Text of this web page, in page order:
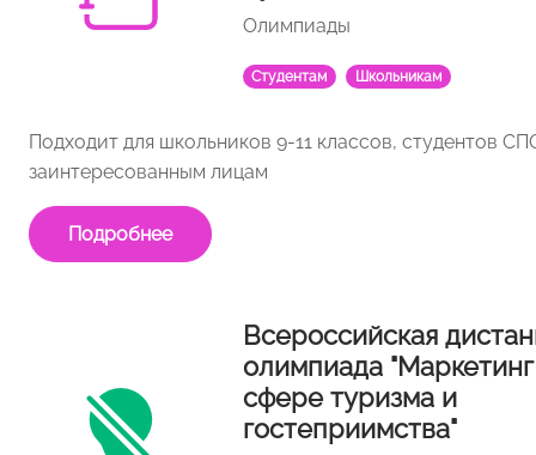
Олимпиады
Студентам Школьникам
Подходит для школьников 9-11 классов, студентов
заинтересованным лицам
Подробнее
Всероссийская
олимпиада
сфере туризма и
гостеприимства"